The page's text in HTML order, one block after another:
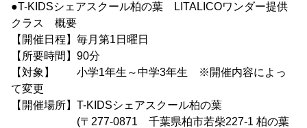
●T-KIDSシェアスクール柏の葉 LITALICOワンダー提供
クラス 概要
【開催日程】毎月第1日曜日
【所要時間】90分
【対象】 小学1年生～中学3年生 ※開催内容によっ
て変更
【開催場所】T-KIDSシェアスクール柏の葉
(〒277-0871 千葉県柏市若柴227-1 柏の葉